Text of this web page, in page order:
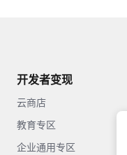
开发者变现
云商店
教育专区
企业通用专区